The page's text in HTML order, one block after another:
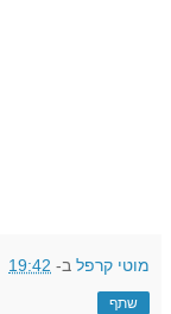
מוטי קרפל ב- 19:42
שתף